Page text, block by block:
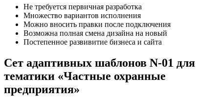
Не требуется первичная разработка
Множество вариантов исполнения
Можно вносить правки после подключения
Возможна полная смена дизайна на новый
Постепенное развивитие бизнеса и сайта
Сет адаптивных шаблонов N-01 для
тематики «Частные охранные
предприятия»